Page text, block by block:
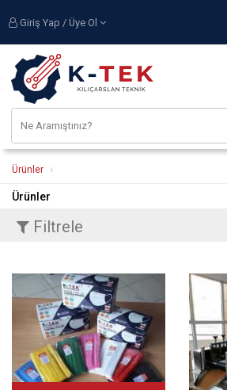
Giriş Yap / Üye Ol
Ürünler
Ürünler
Filtrele